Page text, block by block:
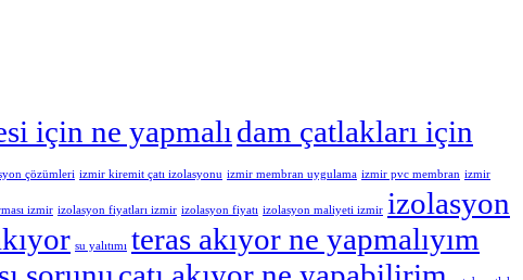
için ne yapmalıdam çatlakları için
çözümleri izmir kiremit çatı izolasyonu izmir membran uygulama izmir pvc membran izmir
izmir izolasyon fiyatları izmir izolasyon fiyatı izolasyon maliyeti izmir izolasyon
su yalıtımı teras akıyor ne yapmalıyım